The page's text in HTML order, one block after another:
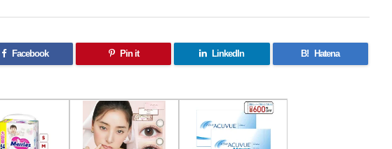
Facebook Pin it LinkedIn B! Hatena